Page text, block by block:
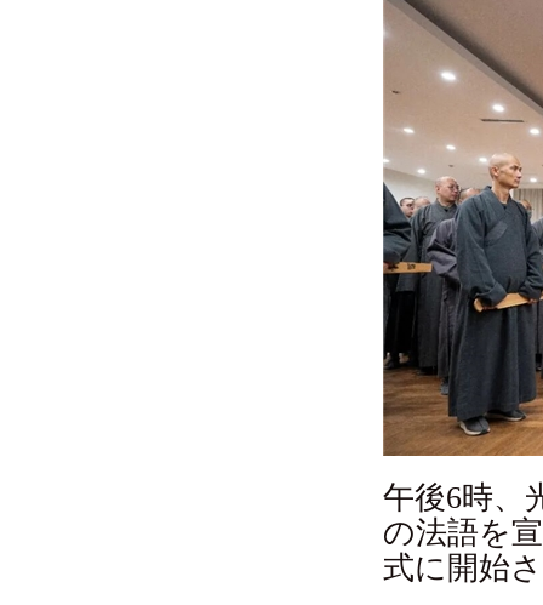
午後6時、
の法語を
式に開始